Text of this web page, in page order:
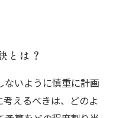
とは？
ないように慎重に計画
えるべきは、どのよ